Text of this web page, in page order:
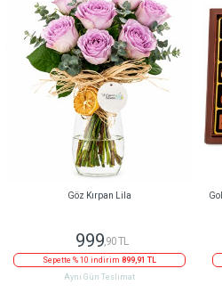
Göz Kırpan Lila
999,90 TL
Sepette % 10 indirim 899,91 TL
Aynı Gün Teslimat